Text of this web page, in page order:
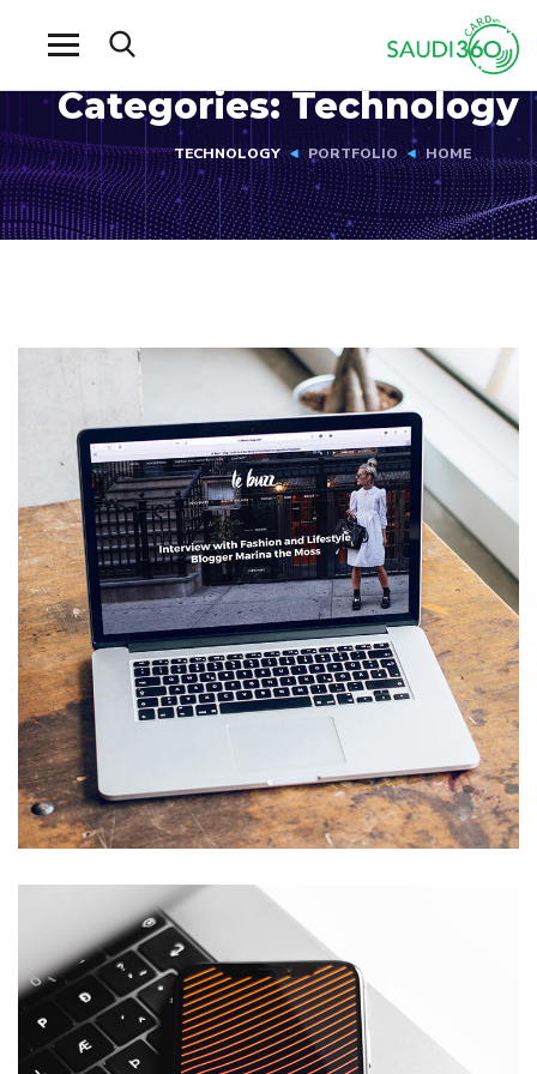
Categories:Technology
HOME
PORTFOLIO
TECHNOLOGY
Analysis of Security
IDEAS / TECHNOLOGY